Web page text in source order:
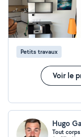
Petits travaux
Voir le
Hugo
Tout